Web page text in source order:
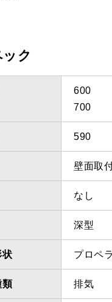
ク
600
700
590
壁面取
なし
深型
状 プロペ
類 排気